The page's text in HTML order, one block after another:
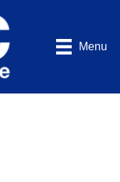
Menu